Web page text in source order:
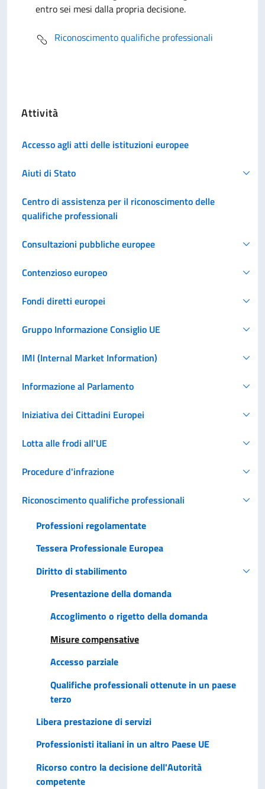
entro sei mesi dalla propria decisione.
Riconoscimento qualifiche professionali
Attività
Accesso agli atti delle istituzioni europee
Aiuti di Stato
Centro di assistenza per il riconoscimento delle
qualifiche professionali
Consultazioni pubbliche europee
Contenzioso europeo
Fondi diretti europei
Gruppo Informazione Consiglio UE
IMI (Internal Market Information)
Informazione al Parlamento
Iniziativa dei Cittadini Europei
Lotta alle frodi all'UE
Procedure d'infrazione
Riconoscimento qualifiche professionali
Professioni regolamentate
Tessera Professionale Europea
Diritto di stabilimento
Presentazione della domanda
Accoglimento o rigetto della domanda
Misure compensative
Accesso parziale
Qualifiche professionali ottenute in un paese
terzo
Libera prestazione di servizi
Professionisti italiani in un altro Paese UE
Ricorso contro la decisione dell'Autorità
competente